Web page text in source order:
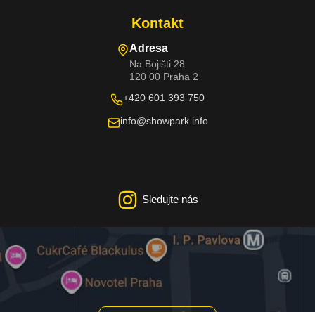
Kontakt
Adresa
Na Bojišti 28
120 00 Praha 2
+420 601 393 750
info@showpark.info
Sledujte nás